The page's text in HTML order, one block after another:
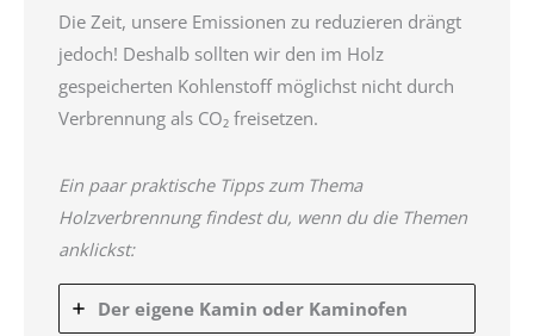
Die Zeit, unsere Emissionen zu reduzieren drängt
jedoch! Deshalb sollten wir den im Holz
gespeicherten Kohlenstoff möglichst nicht durch
Verbrennung als CO₂ freisetzen.
Ein paar praktische Tipps zum Thema
Holzverbrennungfindest du, wenn du die Themen
anklickst:
Der eigene Kamin oder Kaminofen